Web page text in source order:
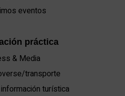
eventos
práctica
& Media
transporte
turística